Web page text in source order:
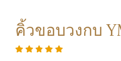
คิ้วขอบวงกบ